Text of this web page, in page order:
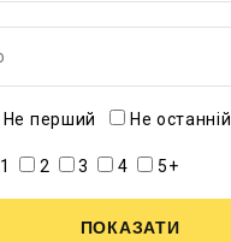
Не перший Не останній
1 2 3 4 5+
ПОКАЗАТИ